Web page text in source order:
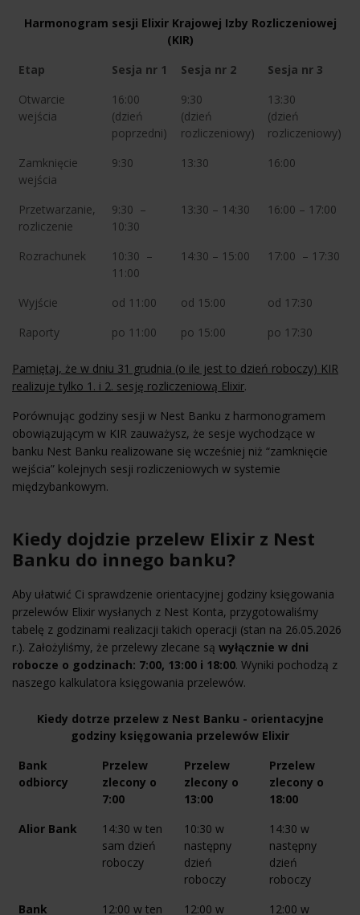
Harmonogram sesji Elixir Krajowej Izby Rozliczeniowej
(KIR)
Etap
Sesja nr 1 Sesja nr 2
Sesja nr 3
Otwarcie
wejścia
16:00
(dzień
poprzedni)
9:30
(dzień
rozliczeniowy)
13:30
(dzień
rozliczeniowy)
Zamknięcie
wejścia
9:30 13:30 16:00
Przetwarzanie,
rozliczenie
9:30 –
10:30
13:30 – 14:30 16:00 – 17:00
Rozrachunek
10:30 –
11:00
14:30 – 15:00 17:00 – 17:30
Wyjście od 11:00 od 15:00
od 17:30
Raporty
po 11:00 po 15:00 po 17:30
Pamiętaj, że w dniu 31 grudnia (o ile jest to dzień roboczy) KIR
realizuje tylko 1. i 2. sesję rozliczeniową Elixir.
Porównując godziny sesji w Nest Banku z harmonogramem
obowiązującym w KIR zauważysz, że sesje wychodzące w
banku Nest Banku realizowane się wcześniej niż “zamknięcie
wejścia” kolejnych sesji rozliczeniowych w systemie
międzybankowym.
Kiedy dojdzie przelew Elixir z Nest
Banku do innego banku?
Aby ułatwić Ci sprawdzenie orientacyjnej godziny księgowania
przelewów Elixir wysłanych z Nest Konta, przygotowaliśmy
tabelę z godzinami realizacji takich operacji (stan na 26.05.2026
r.). Założyliśmy, że przelewy zlecane są wyłącznie w dni
robocze o godzinach: 7:00, 13:00 i 18:00. Wyniki pochodzą z
naszego kalkulatora księgowania przelewów.
Kiedy dotrze przelew z Nest Banku - orientacyjne
godziny księgowania przelewów Elixir
Bank
odbiorcy
Przelew
zlecony o
7:00
Przelew
zlecony o
13:00
Przelew
zlecony o
18:00
Alior Bank
14:30 w ten
sam dzień
roboczy
10:30 w
następny
dzień
roboczy
14:30 w
następny
dzień
roboczy
Bank
12:00 w ten
12:00 w
12:00 w